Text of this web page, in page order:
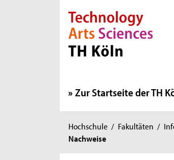
Direkt zur Hauptnavigation
Direkt zur Subnavigation
Direkt zum Inhalt
Direkt zum Fußbereich
Zur Startseite der TH
Sie
sind
Hochschule / Fakultäten /
Nachweise